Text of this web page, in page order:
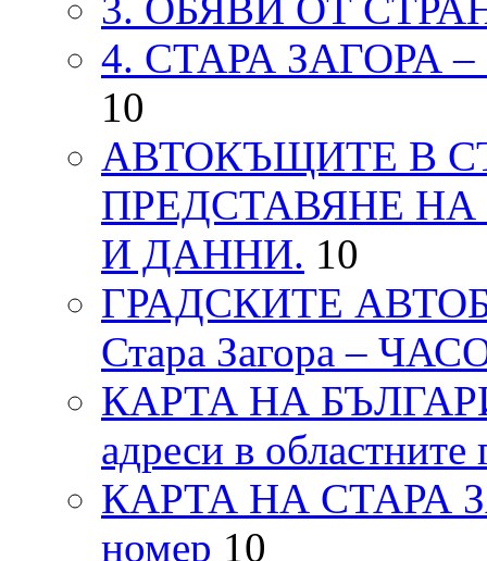
3. ОБЯВИ ОТ
4. СТАРА ЗАГОРА
10
АВТОКЪЩИТЕ В
ПРЕДСТАВЯНЕ
И ДАННИ. 10
ГРАДСКИТЕ
Стара Загора –
КАРТА НА
адреси в областните
КАРТА НА СТАРА
номер 10